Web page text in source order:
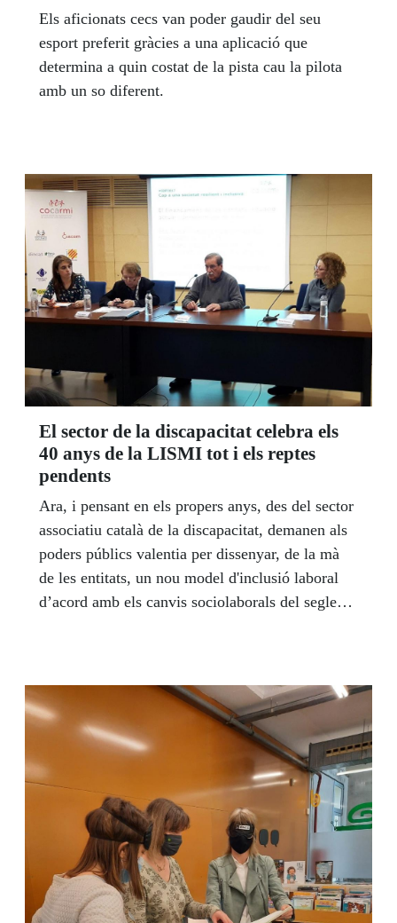
Els aficionats cecs van poder gaudir del seu
esport preferit gràcies a una aplicació que
determina a quin costat de la pista cau la pilota
amb un so diferent.
El sector de la discapacitat celebra els
40 anys de la LISMI tot i els reptes
pendents
Ara, i pensant en els propers anys, des del sector
associatiu català de la discapacitat, demanen als
poders públics valentia per dissenyar, de la mà
de les entitats, un nou model d'inclusió laboral
d’acord amb els canvis sociolaborals del segle